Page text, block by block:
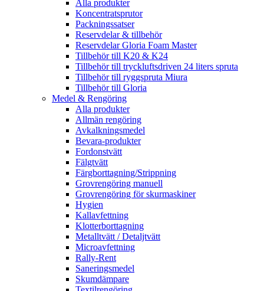
Alla produkter
Koncentratsprutor
Packningssatser
Reservdelar & tillbehör
Reservdelar Gloria Foam Master
Tillbehör till K20 & K24
Tillbehör till tryckluftsdriven 24 liters spruta
Tillbehör till ryggspruta Miura
Tillbehör till Gloria
Medel & Rengöring
Alla produkter
Allmän rengöring
Avkalkningsmedel
Bevara-produkter
Fordonstvätt
Fälgtvätt
Färgborttagning/Strippning
Grovrengöring manuell
Grovrengöring för skurmaskiner
Hygien
Kallavfettning
Klotterborttagning
Metalltvätt / Detaljtvätt
Microavfettning
Rally-Rent
Saneringsmedel
Skumdämpare